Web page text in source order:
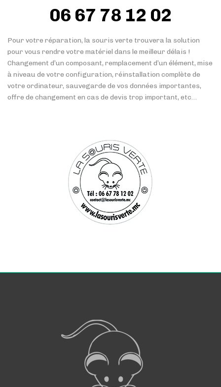
06 67 78 12 02
Pour votre réparation, la souris verte trouvera la solution
pour vous rendre votre matériel dans le meilleur délais !
Changement d’un composant, remplacement d’un élément, mise
à niveau de votre configuration, réinstallation complète de
votre ordinateur, sauvegarde de vos données importantes,
offre de changement en cas de devis trop important, etc…